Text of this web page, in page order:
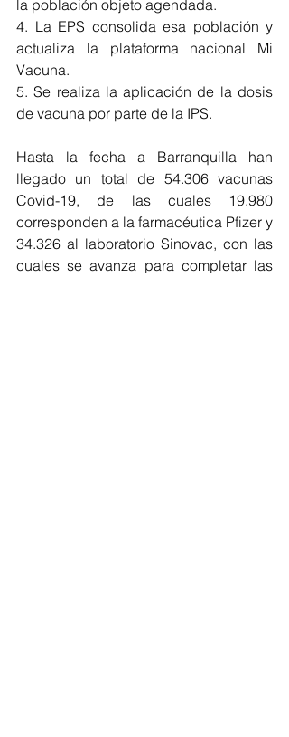
la población objeto agendada.
4. La EPS consolida esa población y
actualiza la plataforma nacional Mi
Vacuna.
5. Se realiza la aplicación de la dosis
de vacuna por parte de la IPS.
Hasta la fecha a Barranquilla han
llegado un total de 54.306 vacunas
Covid-19, de las cuales 19.980
corresponden a la farmacéutica Pfizer y
34.326 al laboratorio Sinovac, con las
cuales se avanza para completar las